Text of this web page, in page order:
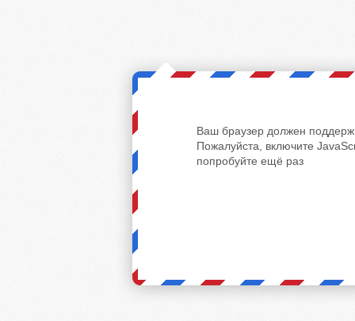
Ваш браузер должен
Пожалуйста, включите
попробуйте ещё раз